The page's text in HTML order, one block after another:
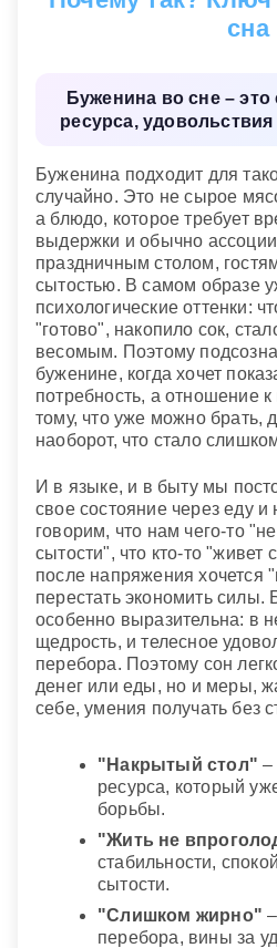
отдохнете, а, может быть,
интересным путешествием.
сна
Буженина во сне –
ресурса,
Буженина подходит для
случайно. Это не сырое
а блюдо, которое требует
выдержки и обычно
праздничным столом,
сытостью. В самом образе
психологические оттенки:
"готово", накопило сок,
весомым. Поэтому
буженине, когда хочет
потребность, а отношение к
тому, что уже можно брать,
наоборот, что стало
И в языке, и в быту мы
свое состояние через еду
говорим, что нам чего-то
сытости", что кто-то "живет
после напряжения хочется
перестать экономить силы.
особенно выразительна: в
щедрость, и телесное
перебора. Поэтому сон
денег или еды, но и меры,
себе, умения получать без
"Накрытый стол" –
ресурса, который
борьбы.
"Жить не
стабильности,
сытости.
"Слишком жирно"
перебора, вины за